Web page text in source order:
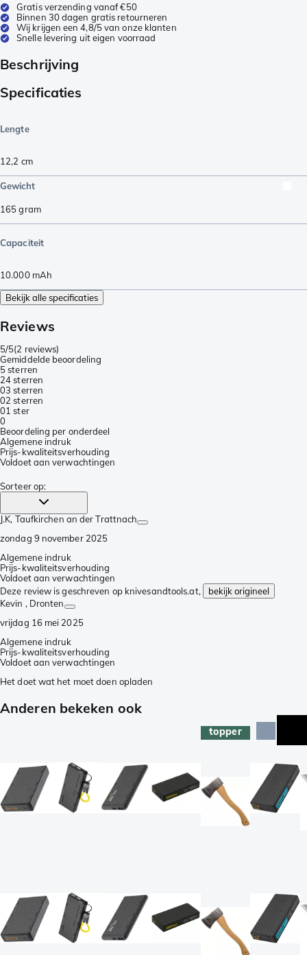
Gratis verzending vanaf €50
Binnen 30 dagen gratis retourneren
Wij krijgen een 4,8/5 van onze klanten
Snelle levering uit eigen voorraad
Beschrijving
Specificaties
Lengte
12,2 cm
Gewicht
165gram
Capaciteit
10.000mAh
Bekijk alle specificaties
Reviews
5/5(2 reviews)
Gemiddelde beoordeling
5 sterren
24 sterren
03 sterren
02 sterren
01 ster
0
Beoordeling per onderdeel
Algemene indruk
Prijs-kwaliteitsverhouding
Voldoet aan verwachtingen
Sorteer op:
J.K, Taufkirchen an der Trattnach
zondag 9 november 2025
Algemene indruk
Prijs-kwaliteitsverhouding
Voldoet aan verwachtingen
Deze review is geschreven op knivesandtools.at,
bekijk origineel
Kevin , Dronten
vrijdag 16 mei 2025
Algemene indruk
Prijs-kwaliteitsverhouding
Voldoet aan verwachtingen
Het doet wat het moet doen opladen
Anderen bekeken ook
topper